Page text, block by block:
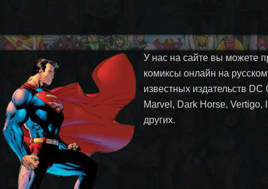
У нас на сайте вы можете
комиксы онлайн на
известных издательств DC
Marvel, Dark Horse, Vertigo,
других.